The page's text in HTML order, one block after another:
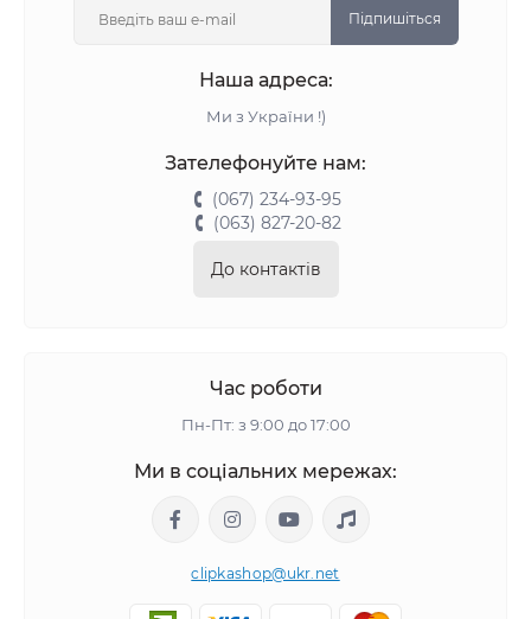
Підпишіться
Наша адреса:
Ми з України !)
Зателефонуйте нам:
(067) 234-93-95
(063) 827-20-82
До контактів
Час роботи
Пн-Пт: з 9:00 до 17:00
Ми в соціальних мережах:
clipkashop@ukr.net